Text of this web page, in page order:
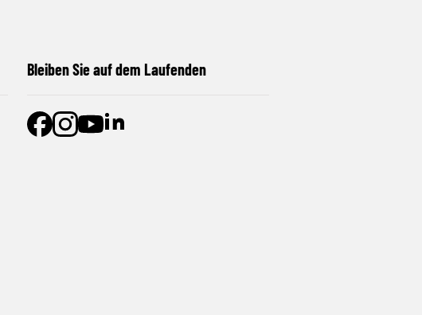
Bleiben Sie auf dem Laufenden